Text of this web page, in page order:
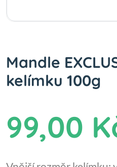
Mandle
kelímku 100g
99,00